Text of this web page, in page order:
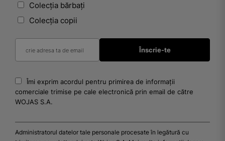
Colecția bărbați
Colecția copii
Îmi exprim acordul pentru primirea de informații
comerciale trimise pe cale electronică prin email de către
WOJAS S.A.
Administratorul datelor tale personale procesate în legătură cu